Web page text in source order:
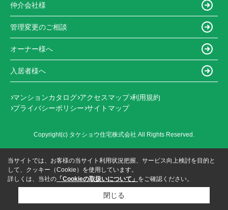
仲介会社様
管理変更のご相談
オーナー様へ
入居者様へ
マンションカタログ アクセスマップ 利用規約
プライバシーポリシー サイトマップ
Copyright(c) タケショウ住宅株式会社 All Rights Reserved.
当サイトでは、お客様の当サイト利用状況把握、サービス向上検討を目的と
して、クッキー（Cookie）を使用しています。
詳しくは、当社の 「Cookieの取扱いについて」 をご確認ください。
閉じる